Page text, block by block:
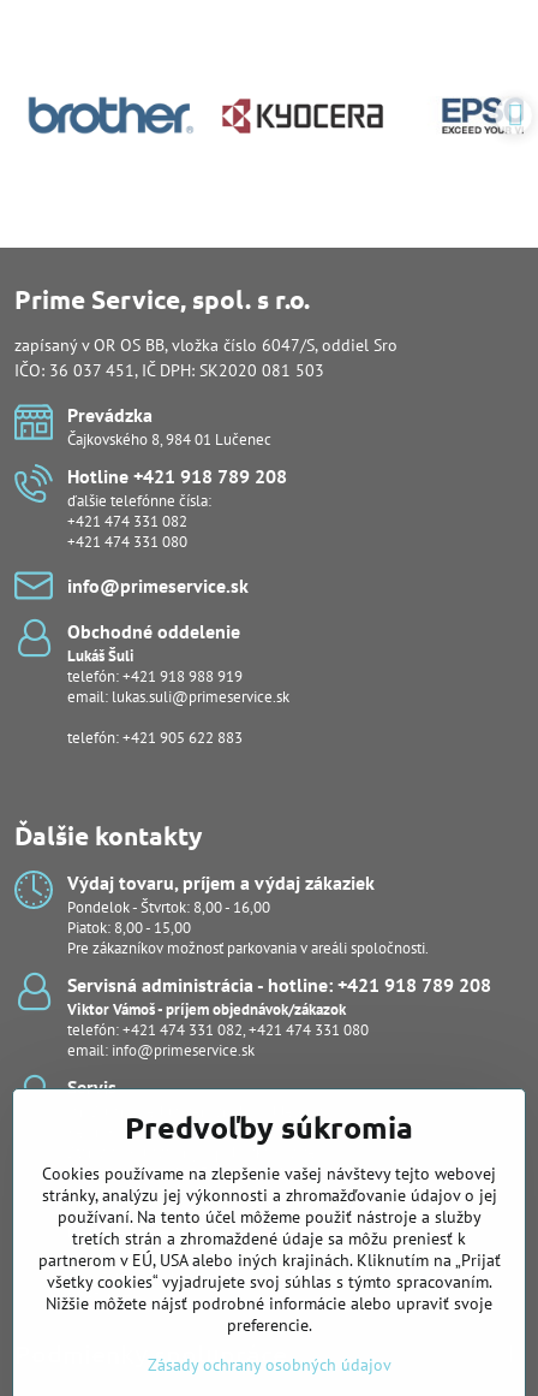
Prime Service, spol. s r.o.
zapísaný v OR OS BB, vložka číslo 6047/S, oddiel Sro
IČO: 36 037 451, IČ DPH: SK2020 081 503
Prevádzka
Čajkovského 8, 984 01 Lučenec
Hotline +421 918 789 208
ďalšie telefónne čísla:
+421 474 331 082
+421 474 331 080
info​@primeservice​.sk
Obchodné oddelenie
Lukáš Šuli
telefón:+421 918 988 919
email: lukas.suli@primeservice.sk
telefón: +421 905 622 883
Ďalšie kontakty
Výdaj tovaru, príjem a výdaj zákaziek
Pondelok - Štvrtok: 8,00 - 16,00
Piatok: 8,00 - 15,00
Pre zákazníkov možnosť parkovania v areáli spoločnosti.
Servisná administrácia - hotline: +421 918 789 208
Viktor Vámoš - príjem objednávok/zákazok
telefón:+421 474 331 082,+421 474 331 080
email: info@primeservice.sk
Servis
Ján Šuľan - vedúci servisného oddelenia
Kevin Bodor
Peter Protuš, Michal Fekiač (notebooky, dash kamery)
Juraj Kučera
Pobočka pre Východné Slovensko
Slovenská 26, Košice
Ing. Stanislav Kuľaša
telefón: +421 905 122 239
Podmienky spolupráce
Predvoľby súkromia
Cookies používame na zlepšenie vašej návštevy tejto webovej
stránky, analýzu jej výkonnosti a zhromažďovanie údajov o jej
používaní. Na tento účel môžeme použiť nástroje a služby
tretích strán a zhromaždené údaje sa môžu preniesť k
partnerom v EÚ, USA alebo iných krajinách. Kliknutím na „Prijať
všetky cookies“ vyjadrujete svoj súhlas s týmto spracovaním.
Nižšie môžete nájsť podrobné informácie alebo upraviť svoje
preferencie.
Zásady ochrany osobných údajov